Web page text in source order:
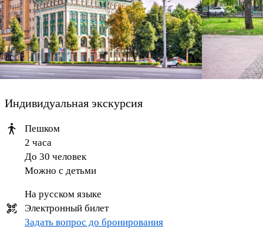
Индивидуальная экскурсия
Пешком
2 часа
До 30 человек
Можно с детьми
На русском языке
Электронный билет
Задать вопрос до бронирования